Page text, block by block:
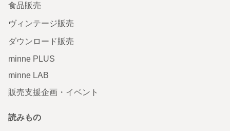
食品販売
ヴィンテージ販売
ダウンロード販売
minne PLUS
minne LAB
販売支援企画・イベント
読みもの